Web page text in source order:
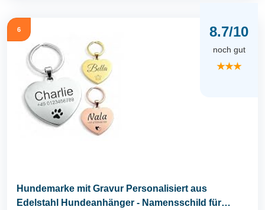
6 8.7/10
noch gut
★★★
Hundemarke mit Gravur Personalisiert aus
Edelstahl Hundeanhänger - Namensschild für